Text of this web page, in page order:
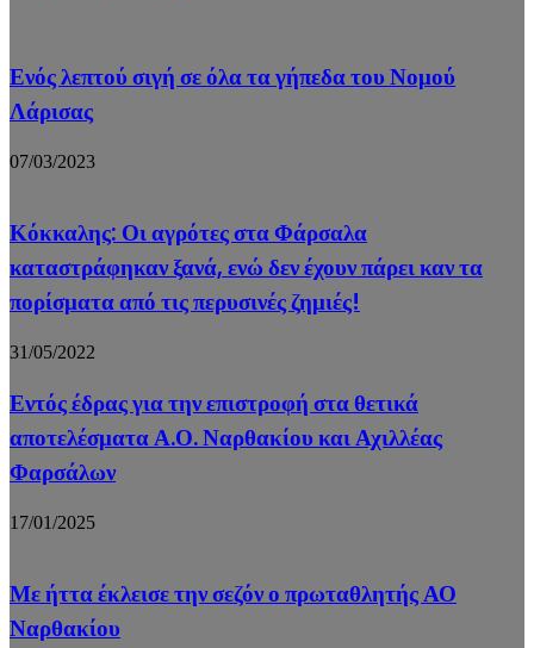
Ενός λεπτού σιγή σε όλα τα γήπεδα του Νομού
Λάρισας
07/03/2023
Κόκκαλης: Οι αγρότες στα Φάρσαλα
καταστράφηκαν ξανά, ενώ δεν έχουν πάρει καν τα
πορίσματα από τις περυσινές ζημιές!
31/05/2022
Εντός έδρας για την επιστροφή στα θετικά
αποτελέσματα Α.Ο. Ναρθακίου και Αχιλλέας
Φαρσάλων
17/01/2025
Με ήττα έκλεισε την σεζόν ο πρωταθλητής ΑΟ
Ναρθακίου